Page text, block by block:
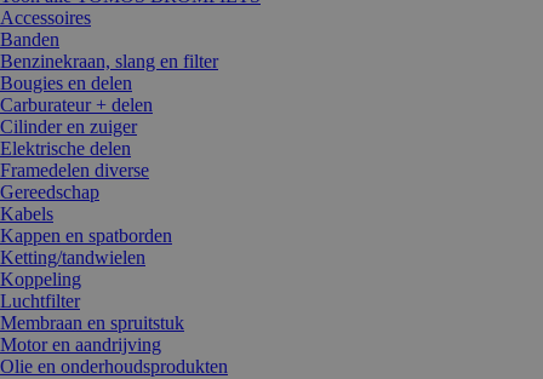
Accessoires
Banden
Benzinekraan, slang en filter
Bougies en delen
Carburateur + delen
Cilinder en zuiger
Elektrische delen
Framedelen diverse
Gereedschap
Kabels
Kappen en spatborden
Ketting/tandwielen
Koppeling
Luchtfilter
Membraan en spruitstuk
Motor en aandrijving
Olie en onderhoudsprodukten